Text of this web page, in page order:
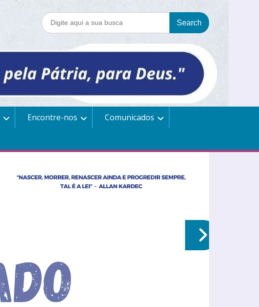
Encontre-nos
Comunicados